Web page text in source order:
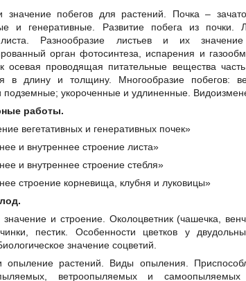
значение побегов для растений. Почка –
и генеративные. Развитие побега из
Разнообразие листьев и их
орган фотосинтеза, испарения и
осевая проводящая питательные вещества
в длину и толщину. Многообразие побегов:
подземные; укороченные и удлиненные.
работы.
вегетативных и генеративных почек»
и внутреннее строение листа»
и внутреннее строение стебля»
строение корневища, клубня и луковицы»
значение и строение. Околоцветник (чашечка,
пестик. Особенности цветков у
значение соцветий.
опыление растений. Виды опыления.
ветроопыляемых и самоопыляемых